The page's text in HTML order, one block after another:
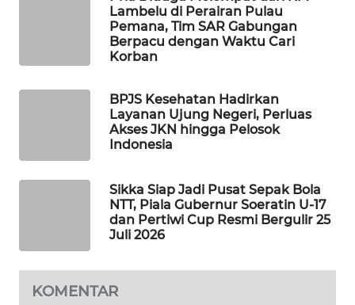
Lambelu di Perairan Pulau
Pemana, Tim SAR Gabungan
Berpacu dengan Waktu Cari
Korban
BPJS Kesehatan Hadirkan
Layanan Ujung Negeri, Perluas
Akses JKN hingga Pelosok
Indonesia
Sikka Siap Jadi Pusat Sepak Bola
NTT, Piala Gubernur Soeratin U-17
dan Pertiwi Cup Resmi Bergulir 25
Juli 2026
KOMENTAR
MARTABAT
WATCH
LKKI